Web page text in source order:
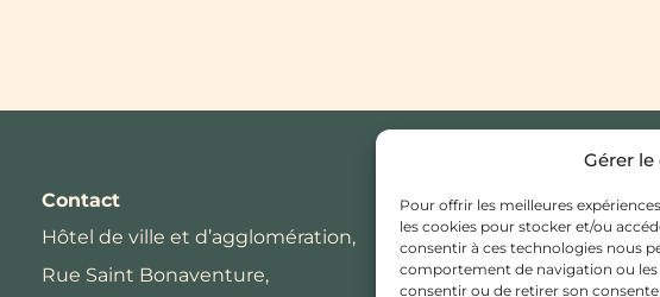
Gérer
Pour offrir les meilleures
les cookies pour stocker et/ou
consentir à ces technologies nous
comportement de navigation ou les
consentir ou de retirer son
Contact
Hôtel de ville et d’agglomération,
Rue Saint Bonaventure,
JE